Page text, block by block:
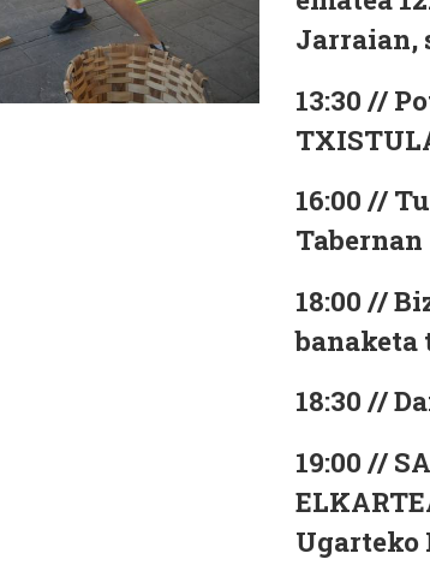
Jarraian,
13:30 //
16:00 //
Tabernan
18:00 //
banaketa
18:30 //
19:00 //
Ugarteko